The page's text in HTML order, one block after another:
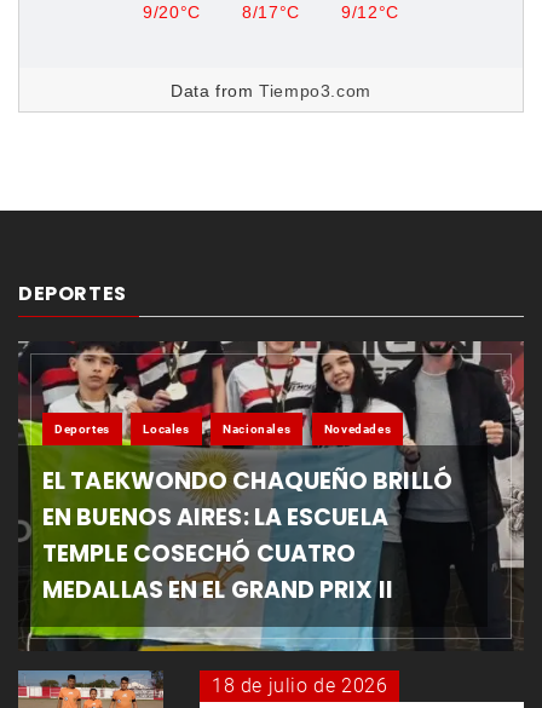
9/20°C 8/17°C 9/12°C
Data fromTiempo3.com
DEPORTES
Deportes Locales Nacionales Novedades
EL TAEKWONDO CHAQUEÑO BRILLÓ
EN BUENOS AIRES: LA ESCUELA
TEMPLE COSECHÓ CUATRO
MEDALLAS EN EL GRAND PRIX II
18 de julio de 2026